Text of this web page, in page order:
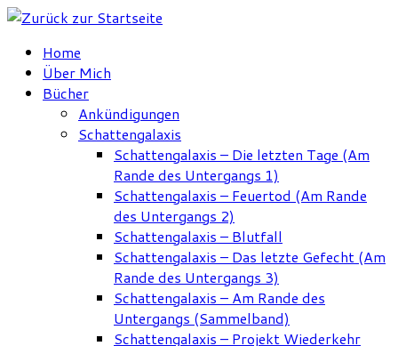
Zum
springenHome
Über Mich
Bücher
Ankündigungen
Schattengalaxis
Schattengalaxis – Die letzten Tage (Am
Rande des Untergangs 1)
Schattengalaxis – Feuertod (Am Rande
des Untergangs 2)
Schattengalaxis – Blutfall
Schattengalaxis – Das letzte Gefecht (Am
Rande des Untergangs 3)
Schattengalaxis – Am Rande des
Untergangs (Sammelband)
Schattengalaxis – Projekt Wiederkehr